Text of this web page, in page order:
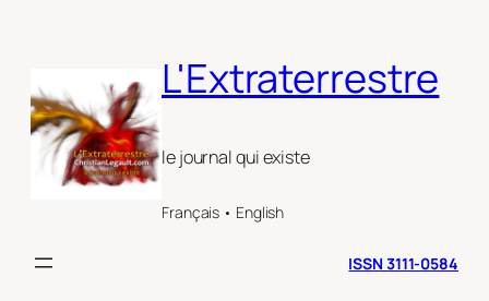
L'Extraterrestre
le journal qui existe
Français • English
ISSN 3111-0584